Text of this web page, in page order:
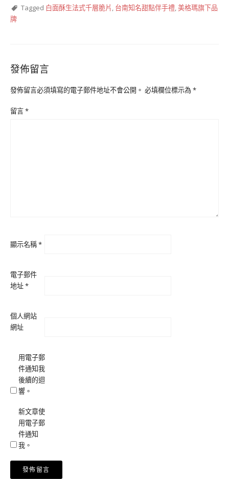
Tagged 白面酥生法式千層脆片 , 台南知名甜點伴手禮,美格瑪旗下品
牌
發佈留言
發佈留言必須填寫的電子郵件地址不會公開。 必填欄位標示為*
留言*
顯示名稱*
電子郵件
地址*
個人網站
網址
用電子郵
件通知我
後續的迴
響。
新文章使
用電子郵
件通知
我。